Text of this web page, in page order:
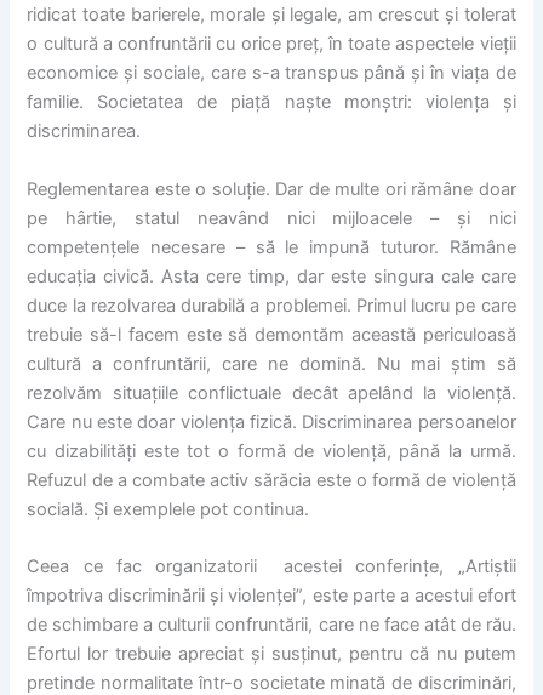
ridicat toate barierele, morale și legale, am crescut și tolerat
o cultură a confruntării cu orice preț, în toate aspectele vieții
economice și sociale, care s-a transpus până și în viața de
familie. Societatea de piață naște monștri: violența și
discriminarea.
Reglementarea este o soluție. Dar de multe ori rămâne doar
pe hârtie, statul neavând nici mijloacele – și nici
competențele necesare – să le impună tuturor. Rămâne
educația civică. Asta cere timp, dar este singura cale care
duce la rezolvarea durabilă a problemei. Primul lucru pe care
trebuie să-l facem este să demontăm această periculoasă
cultură a confruntării, care ne domină. Nu mai știm să
rezolvăm situațiile conflictuale decât apelând la violență.
Care nu este doar violența fizică. Discriminarea persoanelor
cu dizabilități este tot o formă de violență, până la urmă.
Refuzul de a combate activ sărăcia este o formă de violență
socială. Și exemplele pot continua.
Ceea ce fac organizatorii acestei conferințe, „Artiștii
împotriva discriminării și violenței”, este parte a acestui efort
de schimbare a culturii confruntării, care ne face atât de rău.
Efortul lor trebuie apreciat și susținut, pentru că nu putem
pretinde normalitate într-o societate minată de discriminări,